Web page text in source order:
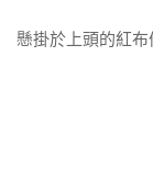
懸掛於上頭的紅